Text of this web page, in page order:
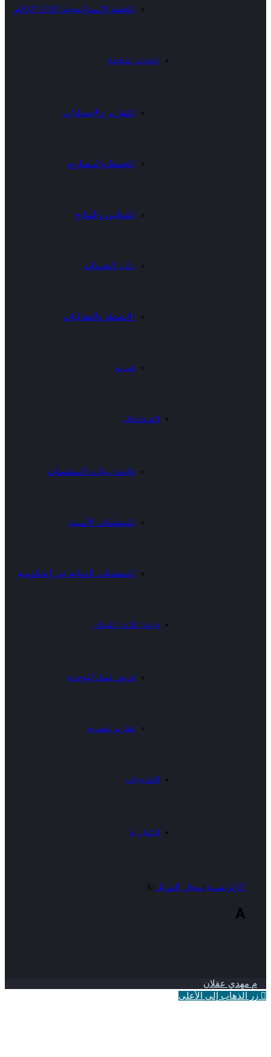
الخطة الاستراتيجية 2023-2027م
خدمات متنوعة
التقارير والإصدارات
الخطط والمشاريع
القوانين واللوائح
دليل الخدمات
الانشطة والفعاليات
فيديو
المنظمات
قاعدة بيانات المنظمات
المنظمات الأممية
المنظمات الدولية غير الحكومية
وحدة الأمن الغذائي
فريق عمل الوحدة
تقارير شهرية
المديريات
اتصل بنا
الرئيسية|سجل التنزيل|
A
A
م مهدي عقلان
زر الذهاب إلى الأعلى